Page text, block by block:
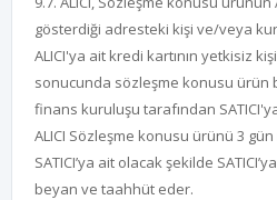
gösterdiği adresteki kişi ve/veya
ALICI'ya ait kredi kartının yetkisiz
sonucunda sözleşme konusu ürün
finans kuruluşu tarafından
ALICI Sözleşme konusu ürünü 3
SATICI’ya ait olacak şekilde
beyan ve taahhüt eder.